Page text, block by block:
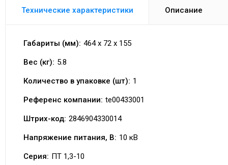
Технические характеристики Описание
Габариты (мм): 464 x 72 x 155
Вес (кг): 5.8
Количество в упаковке (шт): 1
Референс компании: te00433001
Штрих-код: 2846904330014
Напряжение питания, В: 10 кВ
Серия: ПТ 1,3-10